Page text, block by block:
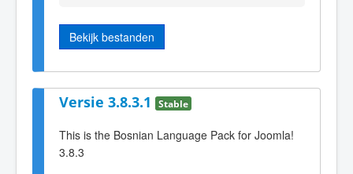
Bekijk bestanden
Versie 3.8.3.1 Stable
This is the Bosnian Language Pack for Joomla!
3.8.3